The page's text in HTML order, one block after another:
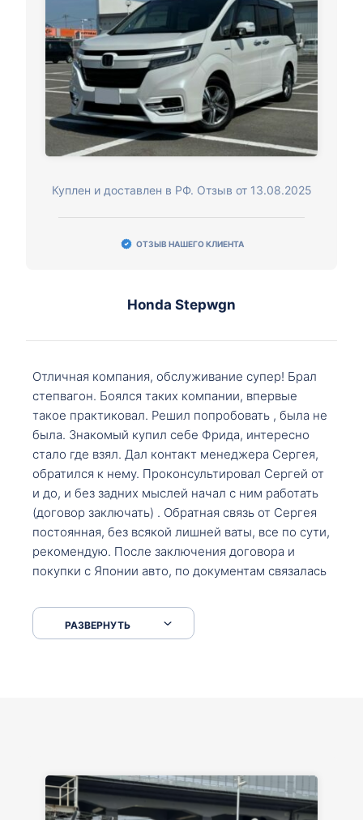
Куплен и доставлен в РФ. Отзыв от 13.08.2025
ОТЗЫВ НАШЕГО КЛИЕНТА
Honda Stepwgn
Отличная компания, обслуживание супер! Брал
степвагон. Боялся таких компании, впервые
такое практиковал. Решил попробовать , была не
была. Знакомый купил себе Фрида, интересно
стало где взял. Дал контакт менеджера Сергея,
обратился к нему. Проконсультировал Сергей от
и до, и без задних мыслей начал с ним работать
(договор заключать) . Обратная связь от Сергея
постоянная, без всякой лишней ваты, все по сути,
рекомендую. После заключения договора и
покупки с Японии авто, по документам связалась
что заполнить, куда зайти, образцы и т.д. После
приехал за авто. Меня тепло встретили Сергей с
РАЗВЕРНУТЬ